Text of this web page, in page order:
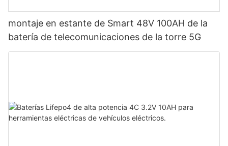
montaje en estante de Smart 48V 100AH ​​de la
batería de telecomunicaciones de la torre 5G